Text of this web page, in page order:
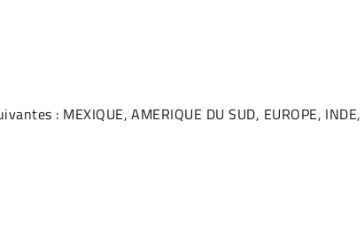
: MEXIQUE, AMERIQUE DU SUD, EUROPE,